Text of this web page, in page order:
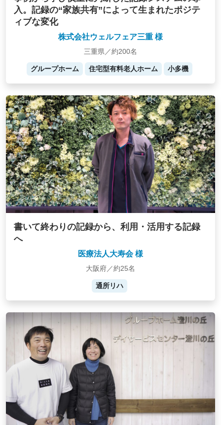
入。記録の“家族共有”によって生まれたポジテ
ィブな変化
株式会社ウェルフェア三重 様
三重県／約200名
グループホーム 住宅型有料老人ホーム 小多機
書いて終わりの記録から、利用・活用する記録
へ
医療法人大寿会 様
大阪府／約25名
通所リハ